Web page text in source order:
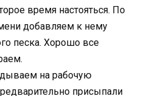
время настояться. По
добавляем к нему
песка. Хорошо все
на рабочую
присыпали